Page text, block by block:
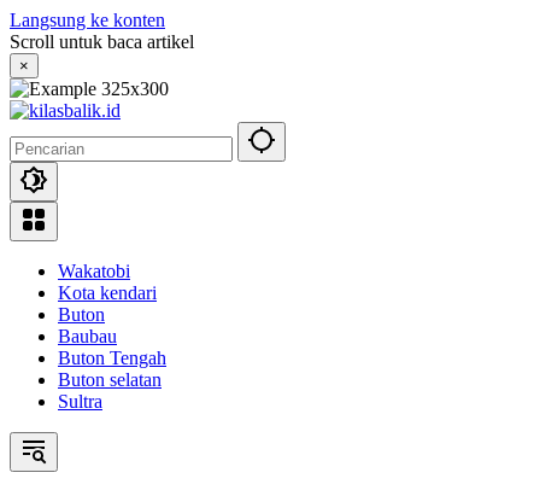
Langsung ke konten
Scroll untuk baca artikel
×
Wakatobi
Kota kendari
Buton
Baubau
Buton Tengah
Buton selatan
Sultra